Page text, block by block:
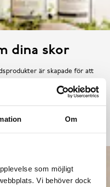
Om
som möjligt
Vi behöver dock
dina skor
är skapade för att
rengöring och återfuktning till